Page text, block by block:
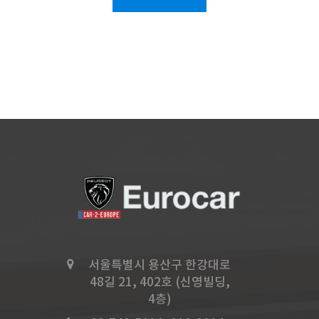
서울특별시 용산구 한강대로
48길 21, 402호 (신영빌딩,
4층)